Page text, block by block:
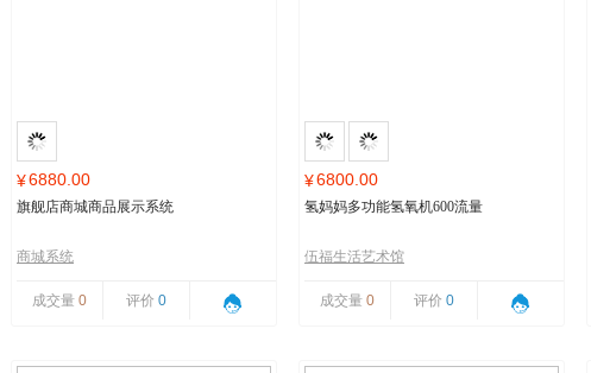
¥6880.00
旗舰店商城商品展示系统
商城系统
成交量 0 评价 0
¥6800.00
氢妈妈多功能氢氧机600流量
伍福生活艺术馆
成交量 0 评价 0